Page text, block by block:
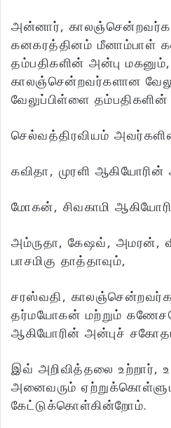
அன்னார்,
கனகரத்தினம் மீனாம்பாள்
தம்பதிகளின் அன்பு மகனும்,
காலஞ்சென்றவர்களான
வேலுப்பிள்ளை தம்பதிகளின்
செல்வத்திரவியம்
கவிதா, முரளி
மோகன், சிவகாமி
அம்ருதா, கேஷவ், அமரன்,
பாசமிகு தாத்தாவும்,
சரஸ்வதி,
தர்மயோகன் மற்றும்
ஆகியோரின் அன்புச்
இவ் அறிவித்தலை உற்றார்,
அனைவரும்
கேட்டுக்கொள்கின்றோம்.